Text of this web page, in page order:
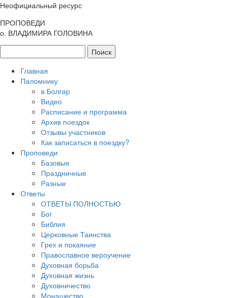
Неофициальный ресурс
ПРОПОВЕДИ
о. ВЛАДИМИРА ГОЛОВИНА
Главная
Паломнику
в Болгар
Видео
Расписание и программа
Архив поездок
Отзывы участников
Как записаться в поездку?
Проповеди
Базовые
Праздничные
Разные
Ответы
ОТВЕТЫ ПОЛНОСТЬЮ
Бог
Библия
Церковные Таинства
Грех и покаяние
Православное вероучение
Духовная борьба
Духовная жизнь
Духовничество
Монашество